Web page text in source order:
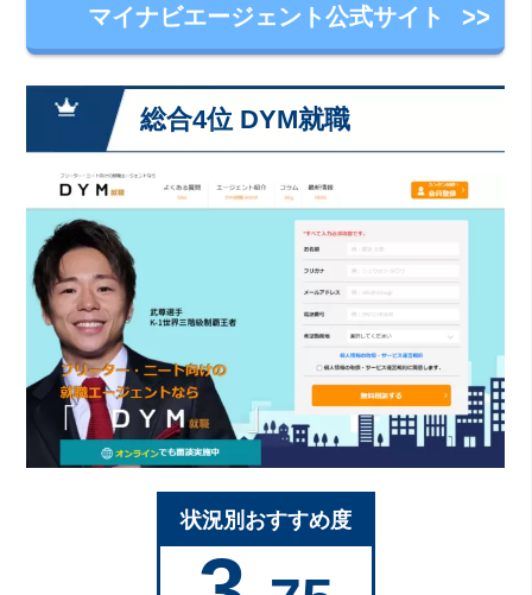
マイナビエージェント公式サイト
総合4位 DYM就職
状況別おすすめ度